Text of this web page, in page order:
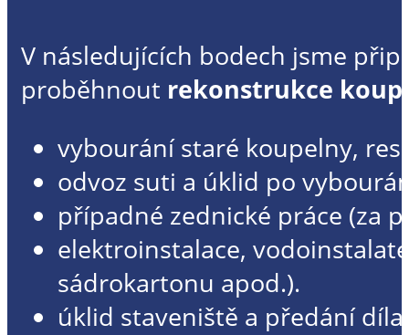
V následujících bodech jsme
proběhnout rekonstrukce
vybourání staré koupelny,
odvoz suti a úklid po
případné zednické práce (za
elektroinstalace,
sádrokartonu apod.).
úklid staveniště a předání